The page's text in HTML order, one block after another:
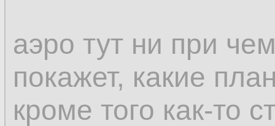
аэро тут ни при
покажет, какие
кроме того как-то